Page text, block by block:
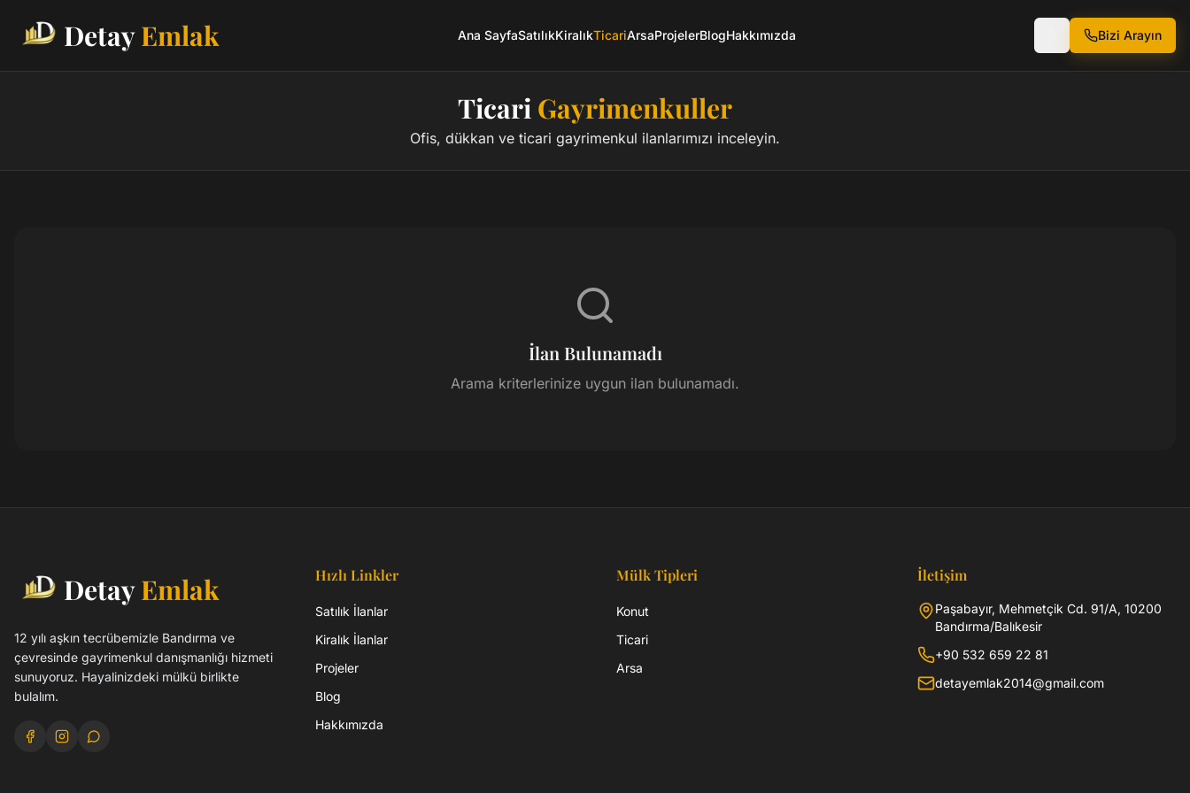
Detay Emlak Ana SayfaSatılıkKiralıkTicariArsaProjelerBlogHakkımızda Bizi Arayın
Ticari Gayrimenkuller
Ofis, dükkan ve ticari gayrimenkul ilanlarımızı inceleyin.
İlan Bulunamadı
Arama kriterlerinize uygun ilan bulunamadı.
Detay Emlak
12 yılı aşkın tecrübemizle Bandırma ve
çevresinde gayrimenkul danışmanlığı hizmeti
sunuyoruz. Hayalinizdeki mülkü birlikte
bulalım.
Hızlı Linkler
Satılık İlanlar
Kiralık İlanlar
Projeler
Blog
Hakkımızda
Mülk Tipleri
Konut
Ticari
Arsa
İletişim
Paşabayır, Mehmetçik Cd. 91/A, 10200
Bandırma/Balıkesir
+90 532 659 22 81
detayemlak2014@gmail.com